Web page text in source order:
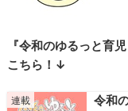
『令和のゆるっと育
こちら！↓
令和